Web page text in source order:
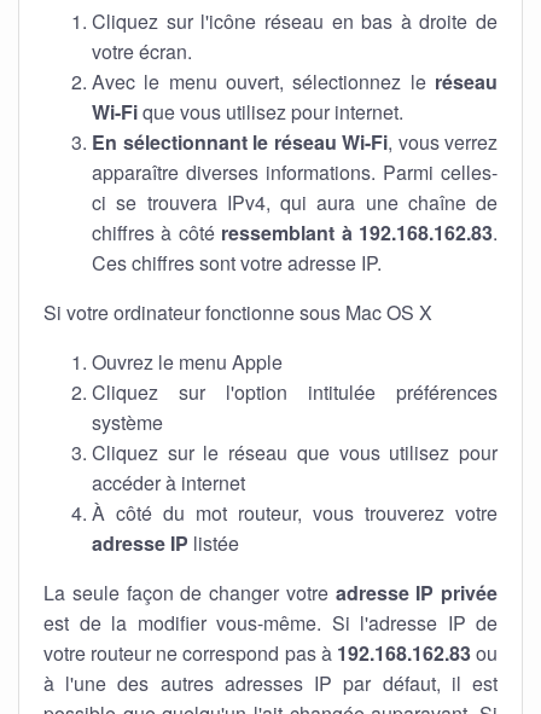
Cliquez sur l'icône réseau en bas à droite de
votre écran.
Avec le menu ouvert, sélectionnez le réseau
Wi-Fique vous utilisez pour internet.
En sélectionnant le réseau Wi-Fi, vous verrez
apparaître diverses informations. Parmi celles-
ci se trouvera IPv4, qui aura une chaîne de
chiffres à côté ressemblant à 192.168.162.83.
Ces chiffres sont votre adresse IP.
Si votre ordinateur fonctionne sous Mac OS X
Ouvrez le menu Apple
Cliquez sur l'option intitulée préférences
système
Cliquez sur le réseau que vous utilisez pour
accéder à internet
À côté du mot routeur, vous trouverez votre
adresse IP listée
La seule façon de changer votre adresse IP privée
est de la modifier vous-même. Si l'adresse IP de
votre routeur ne correspond pas à 192.168.162.83ou
à l'une des autres adresses IP par défaut, il est